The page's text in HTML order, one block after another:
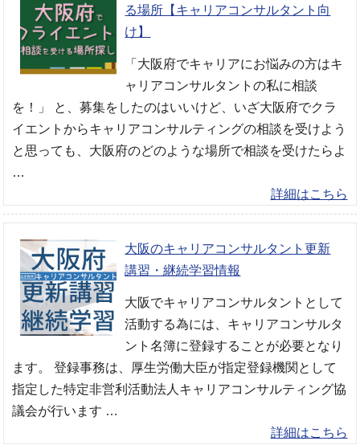
る場所【キャリアコンサルタント向
け】
「大阪府でキャリアにお悩みの方はキ
ャリアコンサルタントの私に相談
を！」 と、募集をしたのはいいけど、いざ大阪府でクラ
イエントからキャリアコンサルティングの相談を受けよう
と思っても、大阪府のどのような場所で相談を受けたらよ
…
詳細はこちら
大阪のキャリアコンサルタント更新
講習・継続学習情報
大阪でキャリアコンサルタントとして
活動する為には、キャリアコンサルタ
ント名簿に登録することが必要となり
ます。 登録事務は、厚生労働大臣が指定登録機関として
指定した特定非営利活動法人キャリアコンサルティング協
議会が行います …
詳細はこちら